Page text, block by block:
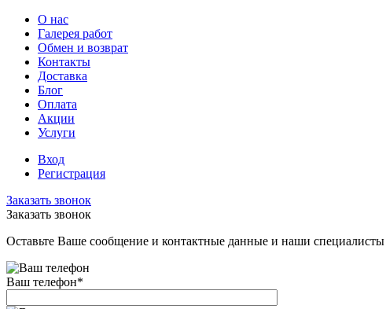
О нас
Галерея работ
Обмен и возврат
Контакты
Доставка
Блог
Оплата
Акции
Услуги
Вход
Регистрация
Заказать звонок
Заказать звонок
Оставьте Ваше сообщение и контактные данные и наши
Ваш телефон*